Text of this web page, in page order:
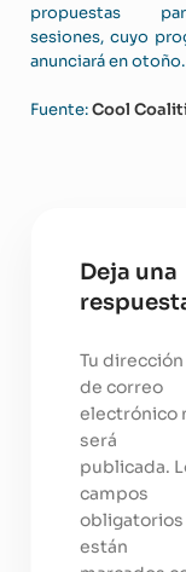
propuestas
sesiones, cuyo
anunciará en otoño.
Fuente:Cool
Deja una
Tu dirección
de correo
electrónico
será
publicada.
campos
obligatorios
están